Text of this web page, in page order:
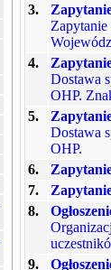
3.
4.
Dostawa
OHP.
5.
Dostawa
OHP.
6.
7.
8.
9.